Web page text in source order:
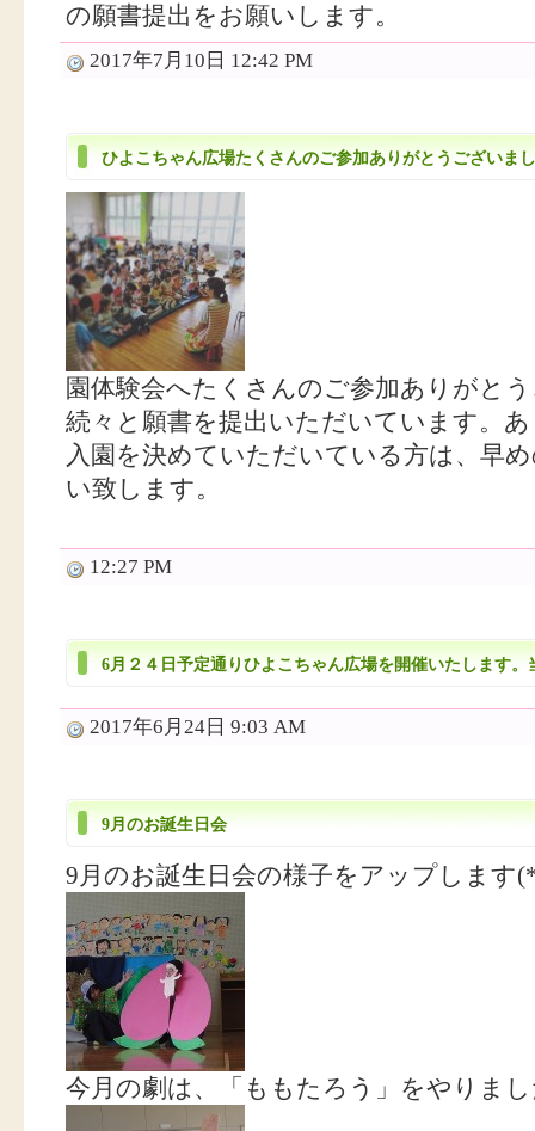
の願書提出をお願いします。
2017年7月10日 12:42 PM
ひよこちゃん広場たくさんのご参加ありがとうございま
園体験会へたくさんのご参加ありがと
続々と願書を提出いただいています。
入園を決めていただいている方は、早
い致します。
12:27 PM
6月２４日予定通りひよこちゃん広場を開催いたします
2017年6月24日 9:03 AM
9月のお誕生日会
9月のお誕生日会の様子をアップします
今月の劇は、「ももたろう」をやりま